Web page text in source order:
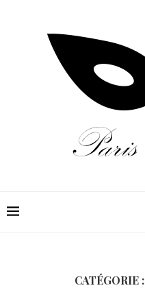
CATÉGORIE :